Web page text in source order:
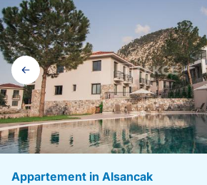
Galerij
navigatie
Appartement in Alsancak